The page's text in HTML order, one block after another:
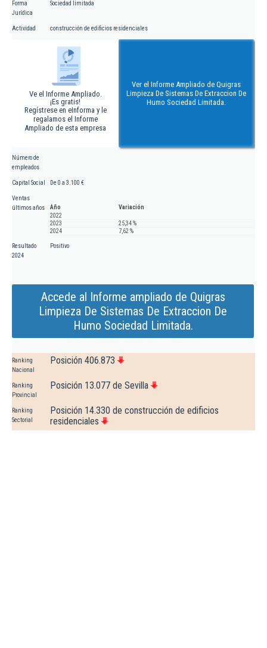
Forma
Jurídica
Sociedad limitada
Actividad construcción de edificios residenciales
Ve el Informe Ampliado.
¡Es gratis!
Regístrese en eInforma y le
regalamos el Informe
Ampliado de esta empresa
Ver el Informe Ampliado de Quigras
Limpieza De Sistemas De Extraccion De
Humo Sociedad Limitada.
Número de
empleados
Capital Social De 0 a 3.100 €
Ventas
últimos años
Año
Variación
2022
2023
25,34 %
2024
7,62 %
Resultado
2024
Positivo
Accede al Informe ampliado de Quigras
Limpieza De Sistemas De Extraccion De
Humo Sociedad Limitada.
Ranking
Nacional
Posición 406.873
Ranking
Provincial
Posición 13.077 de Sevilla
Ranking
Sectorial
Posición 14.330 de construcción de edificios
residenciales